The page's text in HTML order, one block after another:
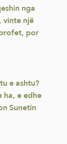
nga
vinte një
por
e ashtu?
ha, e edhe
Sunetin